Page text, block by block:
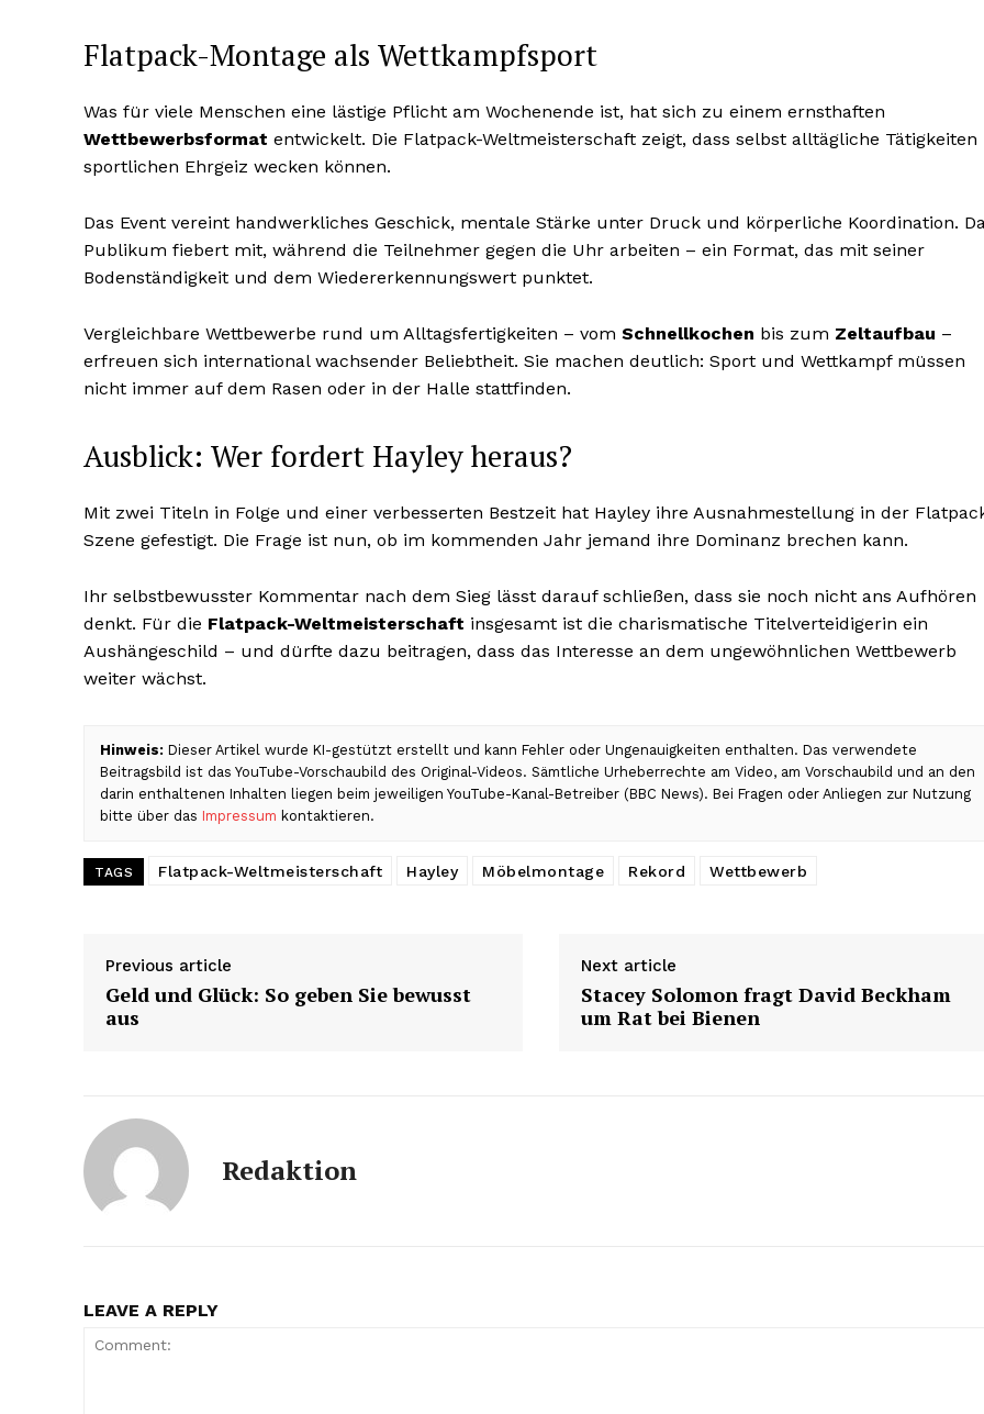
Flatpack-Montage als Wettkampfsport
Was für viele Menschen eine lästige Pflicht am Wochenende ist, hat sich zu einem ernsthaften
Wettbewerbsformat entwickelt. Die Flatpack-Weltmeisterschaft zeigt, dass selbst alltägliche Tätigkeiten
sportlichen Ehrgeiz wecken können.
Das Event vereint handwerkliches Geschick, mentale Stärke unter Druck und körperliche Koordination.
Publikum fiebert mit, während die Teilnehmer gegen die Uhr arbeiten – ein Format, das mit seiner
Bodenständigkeit und dem Wiedererkennungswert punktet.
Vergleichbare Wettbewerbe rund um Alltagsfertigkeiten – vom Schnellkochen bis zum Zeltaufbau –
erfreuen sich international wachsender Beliebtheit. Sie machen deutlich: Sport und Wettkampf müssen
nicht immer auf dem Rasen oder in der Halle stattfinden.
Ausblick: Wer fordert Hayley heraus?
Mit zwei Titeln in Folge und einer verbesserten Bestzeit hat Hayley ihre Ausnahmestellung in der
Szene gefestigt. Die Frage ist nun, ob im kommenden Jahr jemand ihre Dominanz brechen kann.
Ihr selbstbewusster Kommentar nach dem Sieg lässt darauf schließen, dass sie noch nicht ans Aufhören
denkt. Für die Flatpack-Weltmeisterschaft insgesamt ist die charismatische Titelverteidigerin ein
Aushängeschild – und dürfte dazu beitragen, dass das Interesse an dem ungewöhnlichen Wettbewerb
weiter wächst.
Hinweis: Dieser Artikel wurde KI-gestützt erstellt und kann Fehler oder Ungenauigkeiten enthalten. Das verwendete
Beitragsbild ist das YouTube-Vorschaubild des Original-Videos. Sämtliche Urheberrechte am Video, am Vorschaubild und an den
darin enthaltenen Inhalten liegen beim jeweiligen YouTube-Kanal-Betreiber (BBC News). Bei Fragen oder Anliegen zur Nutzung
bitte über das Impressum kontaktieren.
TAGS Flatpack-Weltmeisterschaft Hayley Möbelmontage Rekord Wettbewerb
Previous article
Geld und Glück: So geben Sie bewusst
aus
Next article
Stacey Solomon fragt David Beckham
um Rat bei Bienen
Redaktion
LEAVE A REPLY